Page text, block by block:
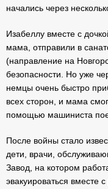
начались через
Изабеллу вместе с
мама, отправили в
(направление на
безопасности. Но уже
немцы очень быстро
всех сторон, и мама
помощью машиниста
После войны стало
дети, врачи,
Завод, на котором
эвакуироваться вместе